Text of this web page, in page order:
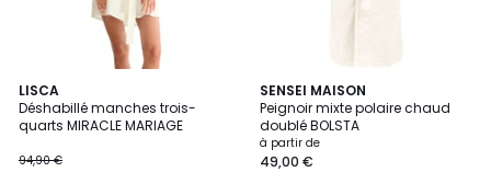
LISCA
Déshabillé manches trois-
quarts MIRACLE MARIAGE
94,90 €
SENSEI MAISON
Peignoir mixte polaire chaud
doublé BOLSTA
à partir de
49,00 €
3,8
/ 5
8
Couleurs